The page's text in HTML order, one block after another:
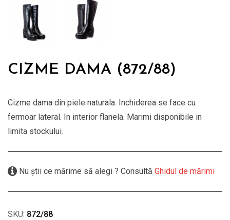
CIZME DAMA (872/88)
Cizme dama din piele naturala. Inchiderea se face cu
fermoar lateral. In interior flanela. Marimi disponibile in
limita stockului.
Nu știi ce mărime să alegi ? Consultă Ghidul de mărimi
SKU: 872/88